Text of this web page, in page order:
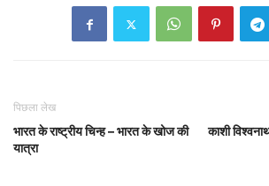
पिछला लेख
भारत के राष्ट्रीय चिन्ह – भारत के खोज की
यात्रा
काशी